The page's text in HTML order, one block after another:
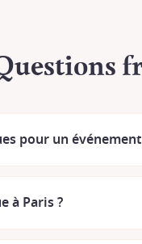
pour un événement
à Paris ?